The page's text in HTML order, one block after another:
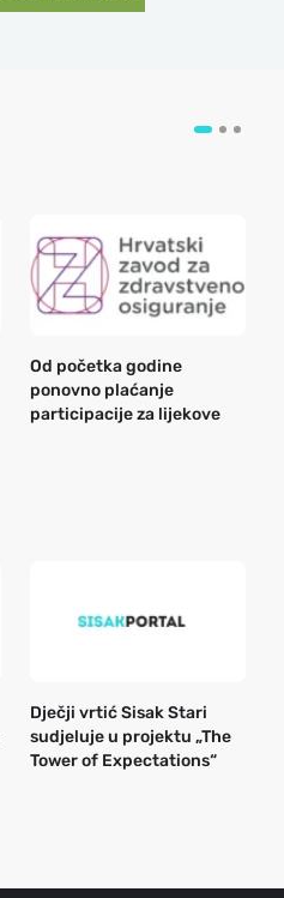
Od početka godine
ponovno plaćanje
participacije za lijekove
Dječji vrtić Sisak Stari
sudjeluje u projektu „The
Tower of Expectations“